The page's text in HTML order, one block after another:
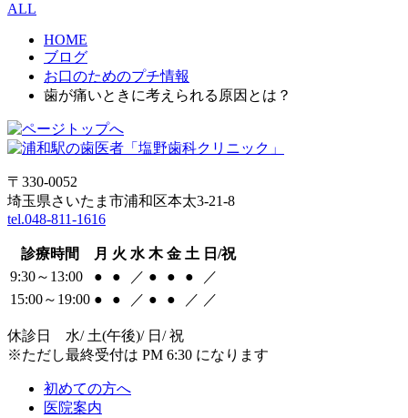
ALL
HOME
ブログ
お口のためのプチ情報
歯が痛いときに考えられる原因とは？
〒330-0052
埼玉県さいたま市浦和区本太3-21-8
tel.048-811-1616
診療時間 月 火 水 木 金 土 日/祝
9:30～13:00
● ● ／ ● ● ●
／
15:00～19:00 ● ● ／ ● ● ／ ／
休診日 水/ 土(午後)/ 日/ 祝
※ただし最終受付は PM 6:30 になります
初めての方へ
医院案内